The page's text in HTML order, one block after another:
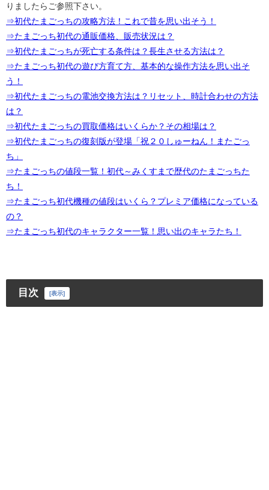
りましたらご参照下さい。
⇒初代たまごっちの攻略方法！これで昔を思い出そう！
⇒たまごっち初代の通販価格、販売状況は？
⇒初代たまごっちが死亡する条件は？長生させる方法は？
⇒たまごっち初代の遊び方育て方、基本的な操作方法を思い出そ
う！
⇒初代たまごっちの電池交換方法は？リセット、時計合わせの方法
は？
⇒初代たまごっちの買取価格はいくらか？その相場は？
⇒初代たまごっちの復刻版が登場「祝２０しゅーねん！またごっ
ち」
⇒たまごっちの値段一覧！初代～みくすまで歴代のたまごっちた
ち！
⇒たまごっち初代機種の値段はいくら？プレミア価格になっている
の？
⇒たまごっち初代のキャラクター一覧！思い出のキャラたち！
目次 [表示]